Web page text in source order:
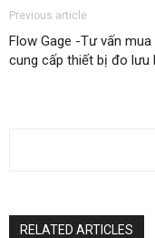
Previous article
Flow Gage -Tư vấn
cung cấp thiết bị đo lưu
RELATED ARTICLES